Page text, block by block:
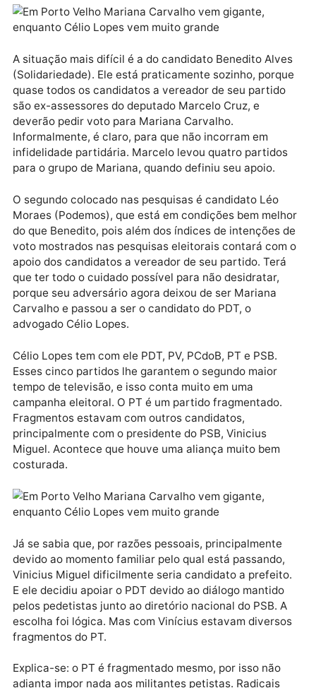
adversários. Também é bom lembrar a aceitação do
prefeito Hildon Chaves perante o eleitor, com uma
cabos eleitorais. Um general eleitoral? Para resistir a
esse mar de gente vestindo a camisa de Mariana
preciso ter uma estrutura muito forte, caso contrário
será engolido e a candidatura vai naufragar.
A situação mais difícil é a do candidato Benedito
(Solidariedade). Ele está praticamente sozinho,
quase todos os candidatos a vereador de seu
são ex-assessores do deputado Marcelo Cruz, e
deverão pedir voto para Mariana Carvalho.
Informalmente, é claro, para que não incorram em
infidelidade partidária. Marcelo levou quatro
para o grupo de Mariana, quando definiu seu apoio.
O segundo colocado nas pesquisas é candidato Léo
Moraes (Podemos), que está em condições bem
do que Benedito, pois além dos índices de intenções
voto mostrados nas pesquisas eleitorais contará
apoio dos candidatos a vereador de seu partido.
que ter todo o cuidado possível para não desidratar,
porque seu adversário agora deixou de ser Mariana
advogado Célio Lopes.
Esses cinco partidos lhe garantem o segundo maior
tempo de televisão, e isso conta muito em uma
campanha eleitoral. O PT é um partido fragmentado.
Fragmentos estavam com outros candidatos,
principalmente com o presidente do PSB, Vinicius
Miguel. Acontece que houve uma aliança muito bem